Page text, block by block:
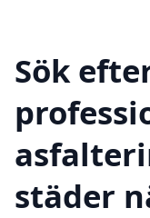
Sök
städer